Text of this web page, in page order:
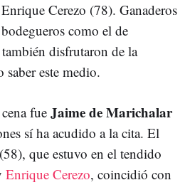
Cerezo (78). Ganaderos
como el de
también disfrutaron de la
este medio.
fue Jaime de Marichalar
sí ha acudido a la cita. El
(58), que estuvo en el tendido
Enrique Cerezo, coincidió con